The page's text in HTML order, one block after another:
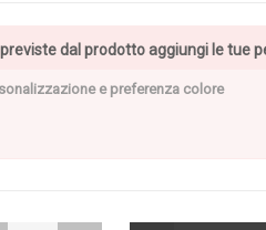
dal prodotto aggiungi le tue